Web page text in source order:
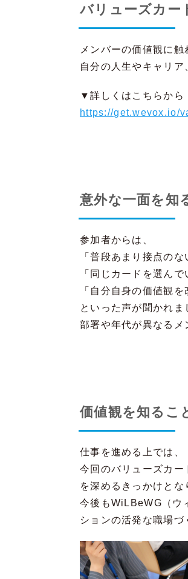
バリューズカー
メンバーの価値観に触
自分の人生やキャリ
▼詳しくはこちらから
https://get.wevox.io/
意外な一面を知
参加者からは、
「普段あまり接点の
「同じカードを選ん
「自分自身の価値観
といった声が聞かれま
部署や年代が異なるメ
価値観を知るこ
仕事を進める上では、
今回のバリューズカ
を深めるきっかけとな
今後もWiLBeWG（ウ
ションの活発な職場づ